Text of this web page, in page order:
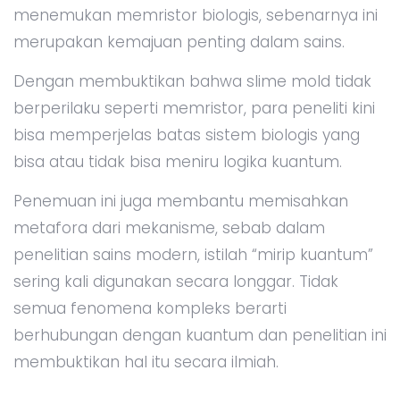
menemukan memristor biologis, sebenarnya ini
merupakan kemajuan penting dalam sains.
Dengan membuktikan bahwa slime mold tidak
berperilaku seperti memristor, para peneliti kini
bisa memperjelas batas sistem biologis yang
bisa atau tidak bisa meniru logika kuantum.
Penemuan ini juga membantu memisahkan
metafora dari mekanisme, sebab dalam
penelitian sains modern, istilah “mirip kuantum”
sering kali digunakan secara longgar. Tidak
semua fenomena kompleks berarti
berhubungan dengan kuantum dan penelitian ini
membuktikan hal itu secara ilmiah.